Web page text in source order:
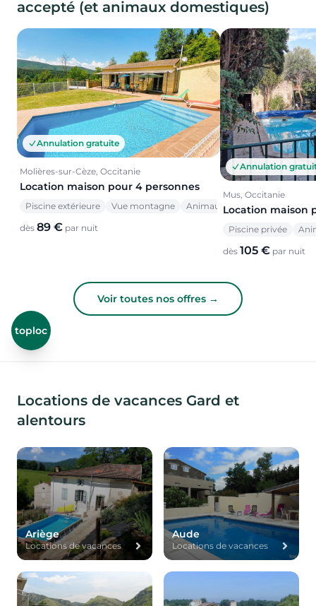
accepté (et animaux domestiques)
Annulation gratuite
Molières-sur-Cèze, Occitanie
Location maison pour 4 personnes
Piscine extérieure Vue montagne Animaux acceptés
dès 89 € par nuit
Annulation
Mus, Occitanie
Location maison
Piscine privée
dès 105 € par nuit
Voir toutes nos offres →
toploc
Locations de vacances Gard et
alentours
Ariège
Locations de vacances
Aude
Locations de vacances